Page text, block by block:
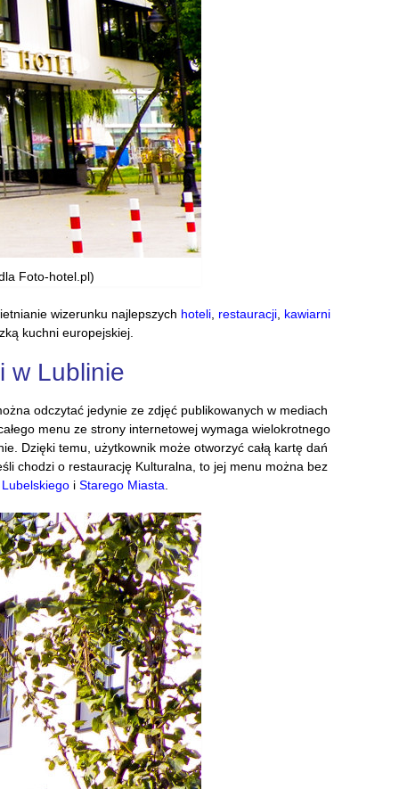
Foto-hotel.pl)
wizerunku najlepszych hoteli restauracji kawiarni
kuchni europejskiej.
w Lublinie
odczytać jedynie ze zdjęć publikowanych w mediach
menu ze strony internetowej wymaga wielokrotnego
Dzięki temu, użytkownik może otworzyć całą kartę dań
chodzi o restaurację Kulturalna, to jej menu można bez
i Starego Miasta